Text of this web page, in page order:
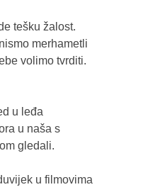
tešku žalost.
merhametli
volimo tvrditi.
u leđa
u naša s
gledali.
u filmovima